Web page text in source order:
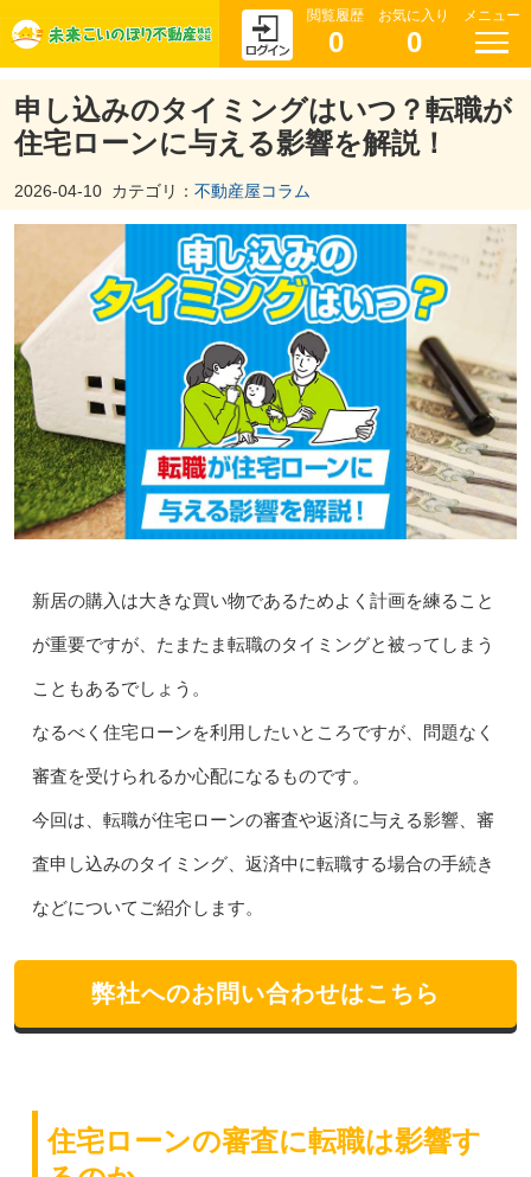
閲覧履歴
0
お気に入り
0
メニュー
申し込みのタイミングはいつ？転職が
住宅ローンに与える影響を解説！
2026-04-10 カテゴリ： 不動産屋コラム
新居の購入は大きな買い物であるためよく計画を練ること
が重要ですが、たまたま転職のタイミングと被ってしまう
こともあるでしょう。
なるべく住宅ローンを利用したいところですが、問題なく
審査を受けられるか心配になるものです。
今回は、転職が住宅ローンの審査や返済に与える影響、審
査申し込みのタイミング、返済中に転職する場合の手続き
などについてご紹介します。
弊社へのお問い合わせはこちら
住宅ローンの審査に転職は影響す